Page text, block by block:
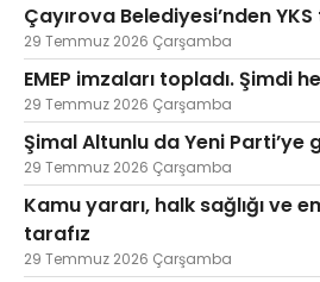
Çayırova Belediyesi’nden
29 Temmuz 2026 Çarşamba
EMEP imzaları topladı. Şimdi
29 Temmuz 2026 Çarşamba
Şimal Altunlu da Yeni Parti’ye
29 Temmuz 2026 Çarşamba
Kamu yararı, halk sağlığı ve
tarafız
29 Temmuz 2026 Çarşamba